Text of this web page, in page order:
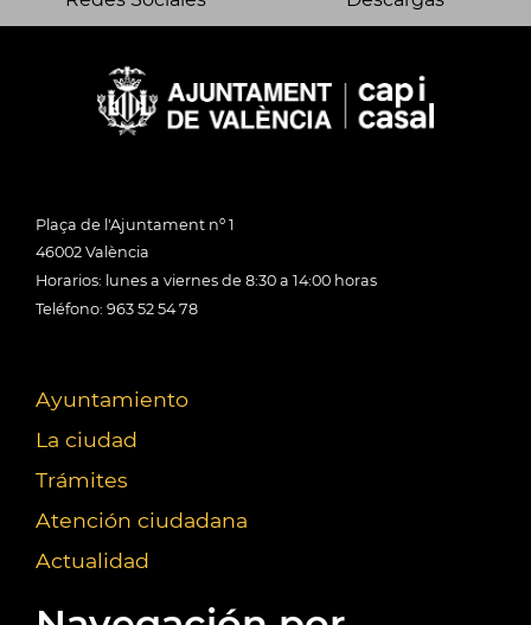
Plaça de l'Ajuntament nº 1
46002 València
Horarios: lunes a viernes de 8:30 a 14:00 horas
Teléfono: 963 52 54 78
Ayuntamiento
La ciudad
Trámites
Atención ciudadana
Actualidad